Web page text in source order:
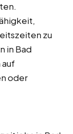
zu
in Bad
oder